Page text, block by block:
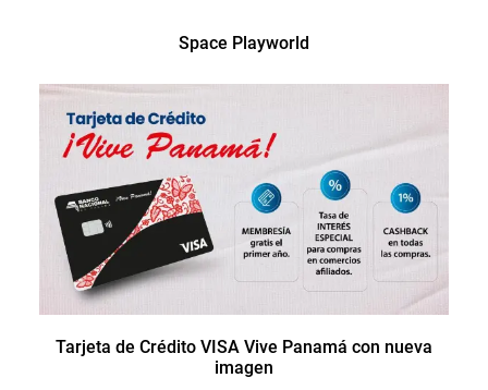
Space Playworld
Tarjeta de Crédito VISA Vive Panamá con nueva
imagen